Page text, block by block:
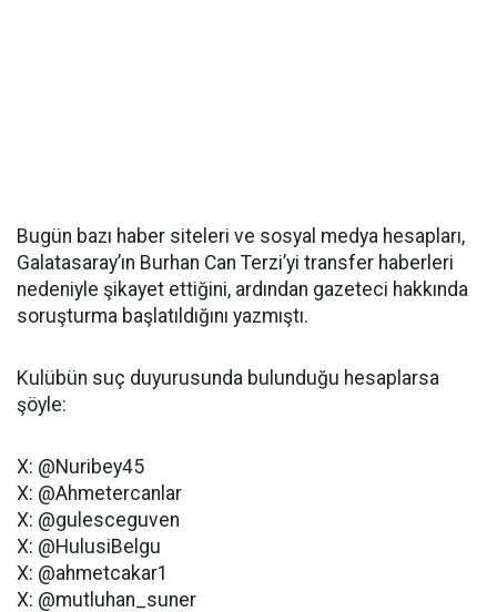
Bugün bazı haber siteleri ve sosyal medya hesapları,
Galatasaray’ın Burhan Can Terzi’yi transfer haberleri
nedeniyle şikayet ettiğini, ardından gazeteci hakkında
soruşturma başlatıldığını yazmıştı.
Kulübün suç duyurusunda bulunduğu hesaplarsa
şöyle:
X: @Nuribey45
X: @Ahmetercanlar
X: @gulesceguven
X: @HulusiBelgu
X: @ahmetcakar1
X: @mutluhan_suner